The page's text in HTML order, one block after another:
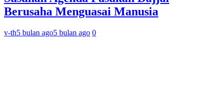
Berusaha Menguasai Manusia
v-th5 bulan ago5 bulan ago 0